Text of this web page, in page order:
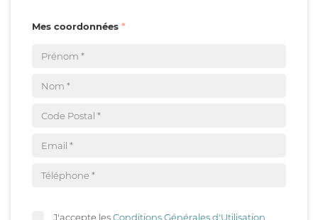
Mes coordonnées
J'accepte lesConditions Générales d'Utilisation